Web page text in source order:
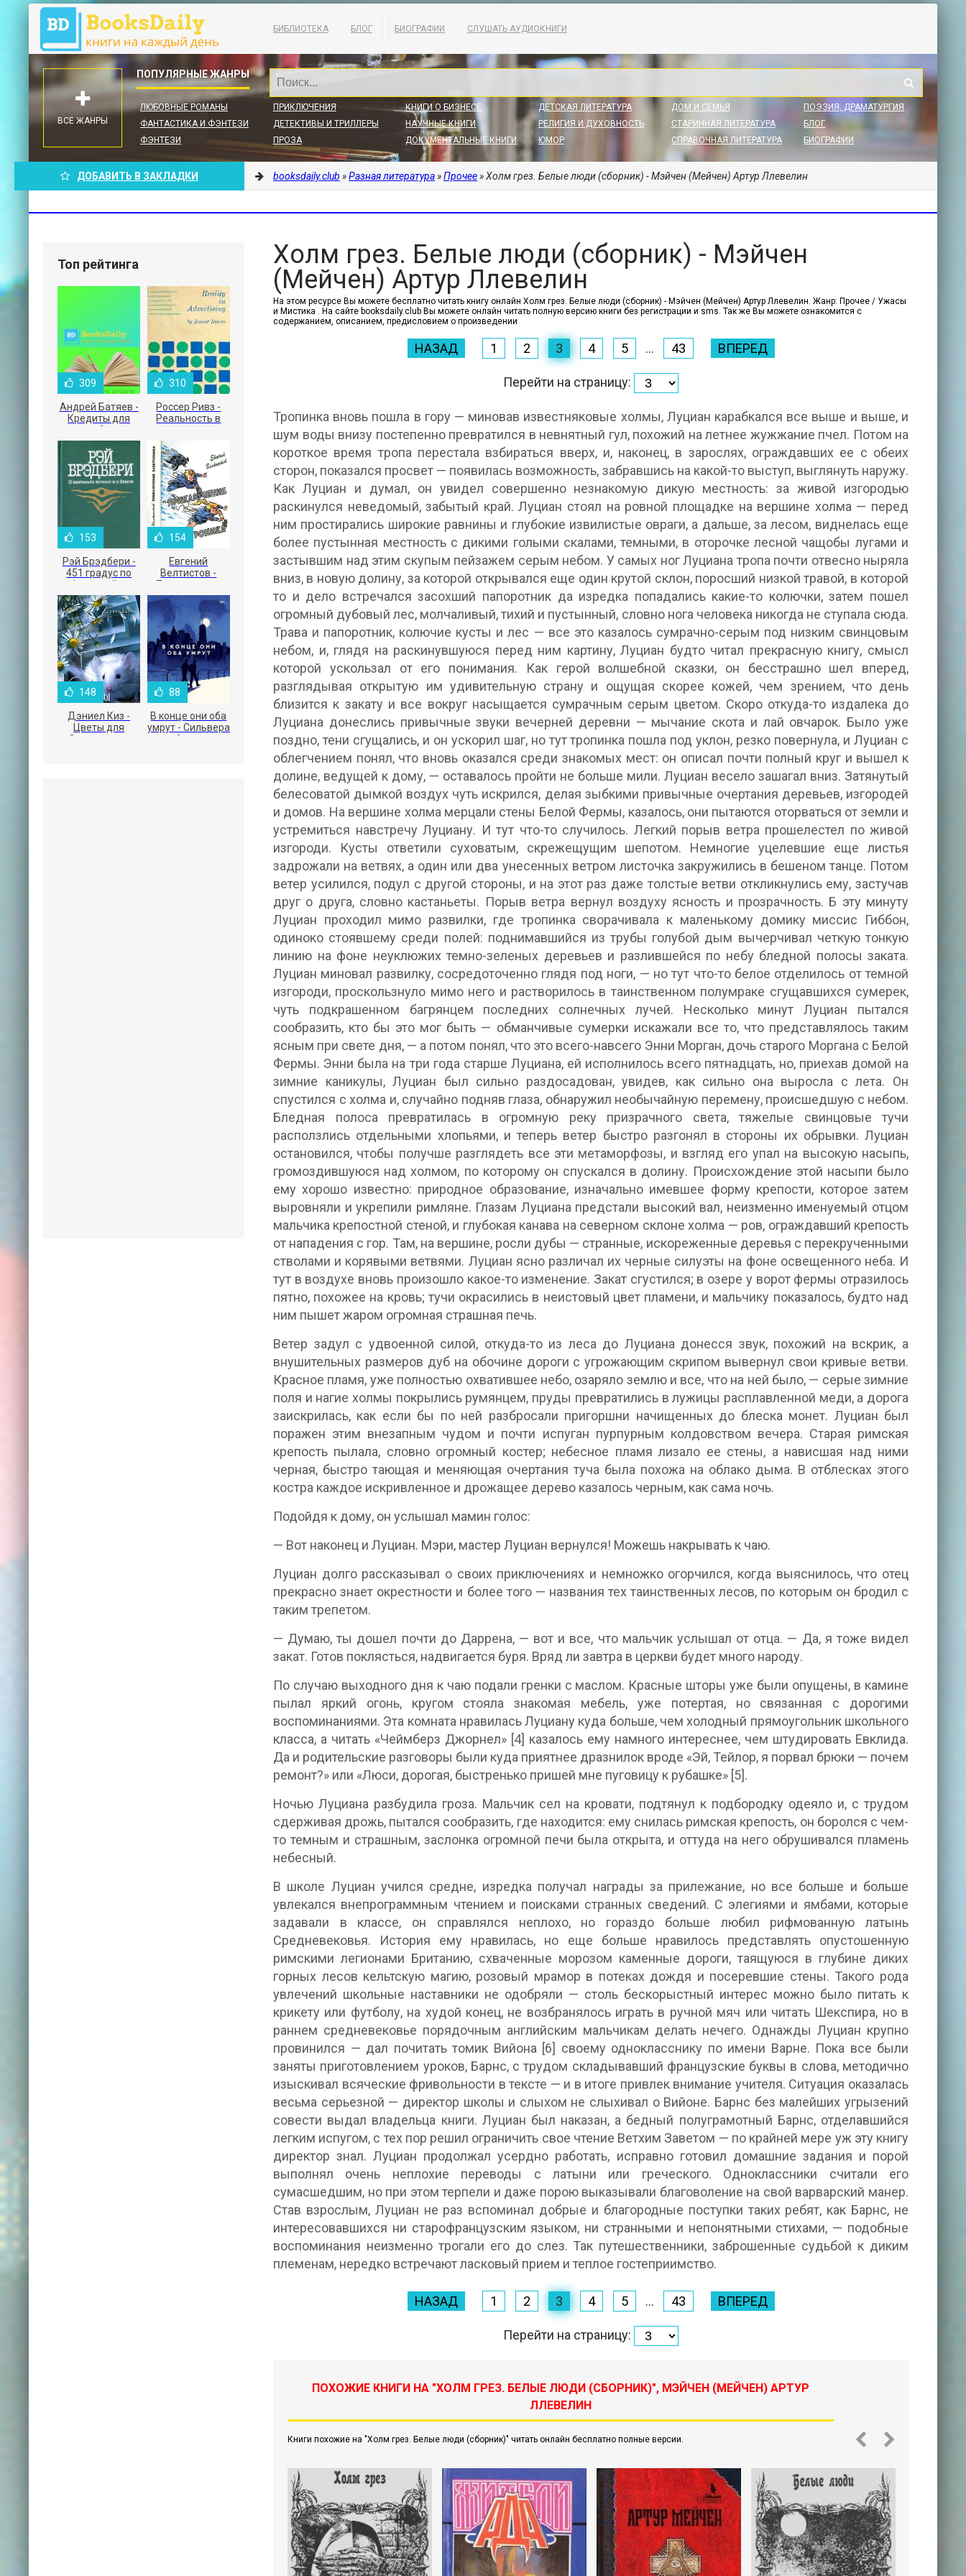
БИБЛИОТЕКА БЛОГ БИОГРАФИИ СЛУШАТЬ АУДИОКНИГИ
ЛЮБОВНЫЕ РОМАНЫ
ФАНТАСТИКА И ФЭНТЕЗИ
ФЭНТЕЗИ
ПРИКЛЮЧЕНИЯ
ДЕТЕКТИВЫ И ТРИЛЛЕРЫ
ПРОЗА
КНИГИ О БИЗНЕСЕ
НАУЧНЫЕ КНИГИ
ДОКУМЕНТАЛЬНЫЕ КНИГИ
ДЕТСКАЯ ЛИТЕРАТУРА
РЕЛИГИЯ И ДУХОВНОСТЬ
ЮМОР
ДОМ И СЕМЬЯ
СТАРИННАЯ ЛИТЕРАТУРА
СПРАВОЧНАЯ ЛИТЕРАТУРА
ПОЭЗИЯ, ДРАМАТУРГИЯ
БЛОГ
БИОГРАФИИ
ВСЕ ЖАНРЫ
ДОБАВИТЬ В ЗАКЛАДКИ booksdaily.club »Разная литература»Прочее» Холм грез. Белые люди (сборник) - Мэйчен (Мейчен) Артур Ллевелин
Холм грез. Белые люди (сборник) - Мэйчен
(Мейчен) Артур Ллевелин
На этом ресурсе Вы можете бесплатно читать книгу онлайн Холм грез. Белые люди (сборник) - Мэйчен (Мейчен) Артур Ллевелин. Жанр: Прочее / Ужасы
и Мистика . На сайте booksdaily.club Вы можете онлайн читать полную версию книги без регистрации и sms. Так же Вы можете ознакомится с
содержанием, описанием, предисловием о произведении
НАЗАД 1 2 3 4 5 ... 43 ВПЕРЕД
Перейти на страницу:
Тропинка вновь пошла в гору — миновав известняковые холмы, Луциан карабкался все выше и выше, и
шум воды внизу постепенно превратился в невнятный гул, похожий на летнее жужжание пчел. Потом на
короткое время тропа перестала взбираться вверх, и, наконец, в зарослях, ограждавших ее с обеих
сторон, показался просвет — появилась возможность, забравшись на какой-то выступ, выглянуть наружу.
Как Луциан и думал, он увидел совершенно незнакомую дикую местность: за живой изгородью
раскинулся неведомый, забытый край. Луциан стоял на ровной площадке на вершине холма — перед
ним простирались широкие равнины и глубокие извилистые овраги, а дальше, за лесом, виднелась еще
более пустынная местность с дикими голыми скалами, темными, в оторочке лесной чащобы лугами и
застывшим над этим скупым пейзажем серым небом. У самых ног Луциана тропа почти отвесно ныряла
вниз, в новую долину, за которой открывался еще один крутой склон, поросший низкой травой, в которой
то и дело встречался засохший папоротник да изредка попадались какие-то колючки, затем пошел
огромный дубовый лес, молчаливый, тихий и пустынный, словно нога человека никогда не ступала сюда.
Трава и папоротник, колючие кусты и лес — все это казалось сумрачно-серым под низким свинцовым
небом, и, глядя на раскинувшуюся перед ним картину, Луциан будто читал прекрасную книгу, смысл
которой ускользал от его понимания. Как герой волшебной сказки, он бесстрашно шел вперед,
разглядывая открытую им удивительную страну и ощущая скорее кожей, чем зрением, что день
близится к закату и все вокруг насыщается сумрачным серым цветом. Скоро откуда-то издалека до
Луциана донеслись привычные звуки вечерней деревни — мычание скота и лай овчарок. Было уже
поздно, тени сгущались, и он ускорил шаг, но тут тропинка пошла под уклон, резко повернула, и Луциан с
облегчением понял, что вновь оказался среди знакомых мест: он описал почти полный круг и вышел к
долине, ведущей к дому, — оставалось пройти не больше мили. Луциан весело зашагал вниз. Затянутый
белесоватой дымкой воздух чуть искрился, делая зыбкими привычные очертания деревьев, изгородей
и домов. На вершине холма мерцали стены Белой Фермы, казалось, они пытаются оторваться от земли и
устремиться навстречу Луциану. И тут что-то случилось. Легкий порыв ветра прошелестел по живой
изгороди. Кусты ответили суховатым, скрежещущим шепотом. Немногие уцелевшие еще листья
задрожали на ветвях, а один или два унесенных ветром листочка закружились в бешеном танце. Потом
ветер усилился, подул с другой стороны, и на этот раз даже толстые ветви откликнулись ему, застучав
друг о друга, словно кастаньеты. Порыв ветра вернул воздуху ясность и прозрачность. Б эту минуту
Луциан проходил мимо развилки, где тропинка сворачивала к маленькому домику миссис Гиббон,
одиноко стоявшему среди полей: поднимавшийся из трубы голубой дым вычерчивал четкую тонкую
линию на фоне неуклюжих темно-зеленых деревьев и разлившейся по небу бледной полосы заката.
Луциан миновал развилку, сосредоточенно глядя под ноги, — но тут что-то белое отделилось от темной
изгороди, проскользнуло мимо него и растворилось в таинственном полумраке сгущавшихся сумерек,
чуть подкрашенном багрянцем последних солнечных лучей. Несколько минут Луциан пытался
сообразить, кто бы это мог быть — обманчивые сумерки искажали все то, что представлялось таким
ясным при свете дня, — а потом понял, что это всего-навсего Энни Морган, дочь старого Моргана с Белой
Фермы. Энни была на три года старше Луциана, ей исполнилось всего пятнадцать, но, приехав домой на
зимние каникулы, Луциан был сильно раздосадован, увидев, как сильно она выросла с лета. Он
спустился с холма и, случайно подняв глаза, обнаружил необычайную перемену, происшедшую с небом.
Бледная полоса превратилась в огромную реку призрачного света, тяжелые свинцовые тучи
расползлись отдельными хлопьями, и теперь ветер быстро разгонял в стороны их обрывки. Луциан
остановился, чтобы получше разглядеть все эти метаморфозы, и взгляд его упал на высокую насыпь,
громоздившуюся над холмом, по которому он спускался в долину. Происхождение этой насыпи было
ему хорошо известно: природное образование, изначально имевшее форму крепости, которое затем
выровняли и укрепили римляне. Глазам Луциана предстали высокий вал, неизменно именуемый отцом
мальчика крепостной стеной, и глубокая канава на северном склоне холма — ров, ограждавший крепость
от нападения с гор. Там, на вершине, росли дубы — странные, искореженные деревья с перекрученными
стволами и корявыми ветвями. Луциан ясно различал их черные силуэты на фоне освещенного неба. И
тут в воздухе вновь произошло какое-то изменение. Закат сгустился; в озере у ворот фермы отразилось
пятно, похожее на кровь; тучи окрасились в неистовый цвет пламени, и мальчику показалось, будто над
ним пышет жаром огромная страшная печь.
Ветер задул с удвоенной силой, откуда-то из леса до Луциана донесся звук, похожий на вскрик, а
внушительных размеров дуб на обочине дороги с угрожающим скрипом вывернул свои кривые ветви.
Красное пламя, уже полностью охватившее небо, озаряло землю и все, что на ней было, — серые зимние
поля и нагие холмы покрылись румянцем, пруды превратились в лужицы расплавленной меди, а дорога
заискрилась, как если бы по ней разбросали пригоршни начищенных до блеска монет. Луциан был
поражен этим внезапным чудом и почти испуган пурпурным колдовством вечера. Старая римская
крепость пылала, словно огромный костер; небесное пламя лизало ее стены, а нависшая над ними
черная, быстро тающая и меняющая очертания туча была похожа на облако дыма. В отблесках этого
костра каждое искривленное и дрожащее дерево казалось черным, как сама ночь.
Подойдя к дому, он услышал мамин голос:
— Вот наконец и Луциан. Мэри, мастер Луциан вернулся! Можешь накрывать к чаю.
Луциан долго рассказывал о своих приключениях и немножко огорчился, когда выяснилось, что отец
прекрасно знает окрестности и более того — названия тех таинственных лесов, по которым он бродил с
таким трепетом.
— Думаю, ты дошел почти до Даррена, — вот и все, что мальчик услышал от отца. — Да, я тоже видел
закат. Готов поклясться, надвигается буря. Вряд ли завтра в церкви будет много народу.
По случаю выходного дня к чаю подали гренки с маслом. Красные шторы уже были опущены, в камине
пылал яркий огонь, кругом стояла знакомая мебель, уже потертая, но связанная с дорогими
воспоминаниями. Эта комната нравилась Луциану куда больше, чем холодный прямоугольник школьного
класса, а читать «Чеймберз Джорнел» [4] казалось ему намного интереснее, чем штудировать Евклида.
Да и родительские разговоры были куда приятнее дразнилок вроде «Эй, Тейлор, я порвал брюки — почем
ремонт?» или «Люси, дорогая, быстренько пришей мне пуговицу к рубашке» [5].
Ночью Луциана разбудила гроза. Мальчик сел на кровати, подтянул к подбородку одеяло и, с трудом
сдерживая дрожь, пытался сообразить, где находится: ему снилась римская крепость, он боролся с чем-
то темным и страшным, заслонка огромной печи была открыта, и оттуда на него обрушивался пламень
небесный.
В школе Луциан учился средне, изредка получал награды за прилежание, но все больше и больше
увлекался внепрограммным чтением и поисками странных сведений. С элегиями и ямбами, которые
задавали в классе, он справлялся неплохо, но гораздо больше любил рифмованную латынь
Средневековья. История ему нравилась, но еще больше нравилось представлять опустошенную
римскими легионами Британию, схваченные морозом каменные дороги, таящуюся в глубине диких
горных лесов кельтскую магию, розовый мрамор в потеках дождя и посеревшие стены. Такого рода
увлечений школьные наставники не одобряли — столь бескорыстный интерес можно было питать к
крикету или футболу, на худой конец, не возбранялось играть в ручной мяч или читать Шекспира, но в
раннем средневековье порядочным английским мальчикам делать нечего. Однажды Луциан крупно
провинился — дал почитать томик Вийона [6] своему однокласснику по имени Варне. Пока все были
заняты приготовлением уроков, Барнс, с трудом складывавший французские буквы в слова, методично
изыскивал всяческие фривольности в тексте — и в итоге привлек внимание учителя. Ситуация оказалась
весьма серьезной — директор школы и слыхом не слыхивал о Вийоне. Барнс без малейших угрызений
совести выдал владельца книги. Луциан был наказан, а бедный полуграмотный Барнс, отделавшийся
легким испугом, с тех пор решил ограничить свое чтение Ветхим Заветом — по крайней мере уж эту книгу
директор знал. Луциан продолжал усердно работать, исправно готовил домашние задания и порой
выполнял очень неплохие переводы с латыни или греческого. Одноклассники считали его
сумасшедшим, но при этом терпели и даже порою выказывали благоволение на свой варварский манер.
Став взрослым, Луциан не раз вспоминал добрые и благородные поступки таких ребят, как Барнс, не
интересовавшихся ни старофранцузским языком, ни странными и непонятными стихами, — подобные
воспоминания неизменно трогали его до слез. Так путешественники, заброшенные судьбой к диким
племенам, нередко встречают ласковый прием и теплое гостеприимство.
НАЗАД 1 2 3 4 5 ... 43 ВПЕРЕД
Перейти на страницу:
ПОХОЖИЕ КНИГИ НА "ХОЛМ ГРЕЗ. БЕЛЫЕ ЛЮДИ (СБОРНИК)", МЭЙЧЕН (МЕЙЧЕН) АРТУР
ЛЛЕВЕЛИН
Книги похожие на "Холм грез. Белые люди (сборник)" читать онлайн бесплатно полные версии.
Топ рейтинга
309
Андрей Батяев -
Кредиты для
малого бизнеса
310
Россер Ривз -
Реальность в
153
Рэй Брэдбери -
451 градус по
Фаренгейту
154
Евгений
Велтистов -
Приключения
Электроника
148
Дэниел Киз -
Цветы для
Элджернона
88
В конце они оба
умрут - Сильвера
Адам